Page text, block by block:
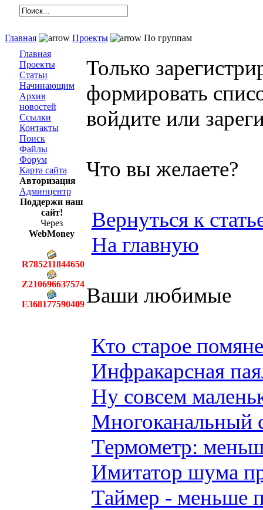
Главная Проекты
По группам
Главная
Проекты
Статьи
Начинающим
Архив
новостей
Ссылки
Контакты
Поиск
Файлы
Форум
Карта сайта
Авторизация
Админцентр
Поддержи наш
сайт!
Через
WebMoney
R785211844650
Z210696637574
E368177590409
Только
формировать
войдите или
Что вы желаете?
Вернуться к
На главную
Ваши любимые
Кто старое
Инфракарсная
Ну совсем
Многоканальный
Термометр:
Имитатор шума
Таймер - меньше